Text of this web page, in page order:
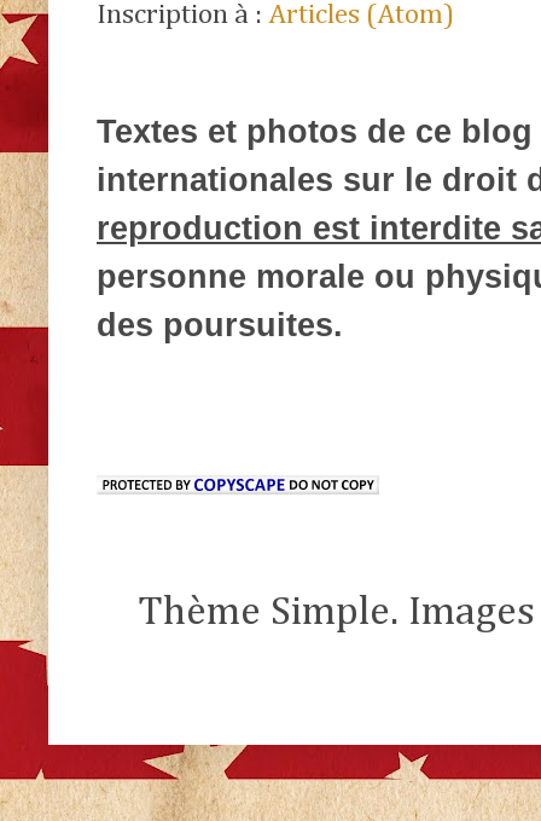
Inscription à : Articles (Atom)
Textes et photos de ce
internationales sur le droit
reproduction est interdite
personne morale ou
des poursuites.
Thème Simple.